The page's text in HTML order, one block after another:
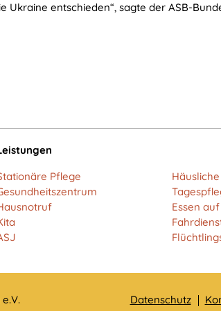
entschieden“, sagte der ASB-
Pflege
Essen
Datenschutz